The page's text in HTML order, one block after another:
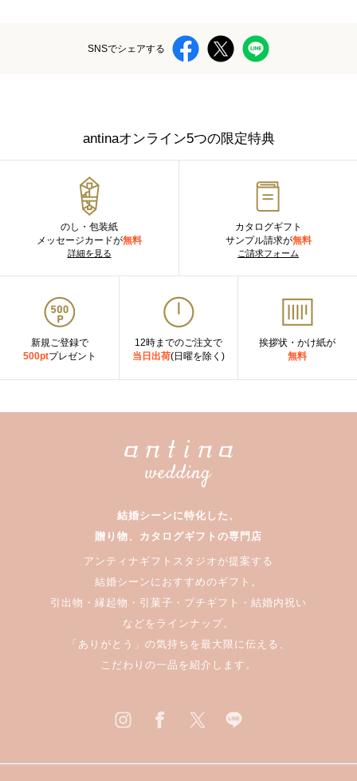
SNSでシェアする
antinaオンライン5つの限定特典
のし・包装紙
メッセージカードが無料
詳細を見る
カタログギフト
サンプル請求が無料
ご請求フォーム
新規ご登録で
500ptプレゼント
12時までのご注文で
当日出荷(日曜を除く)
挨拶状・かけ紙が
無料
結婚シーンに特化した、
贈り物、カタログギフトの専門店
アンティナギフトスタジオが提案する
結婚シーンにおすすめのギフト。
引出物・縁起物・引菓子・プチギフト・結婚内祝い
などをラインナップ。
「ありがとう」の気持ちを最大限に伝える、
こだわりの一品を紹介します。